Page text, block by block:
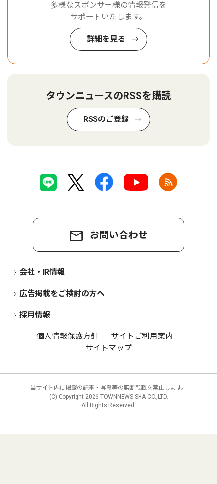
多様なスポンサー様の情報発信を
サポートいたします。
詳細を見る
タウンニュースのRSSを購読
RSSのご登録
お問い合わせ
会社・IR情報
広告掲載をご検討の方へ
採用情報
個人情報保護方針
サイトご利用案内
サイトマップ
当サイト内に掲載の記事・写真等の無断転載を禁止します。
(C) Copyright 2026 TOWNNEWS-SHA CO.,LTD.
All Rights Reserved.